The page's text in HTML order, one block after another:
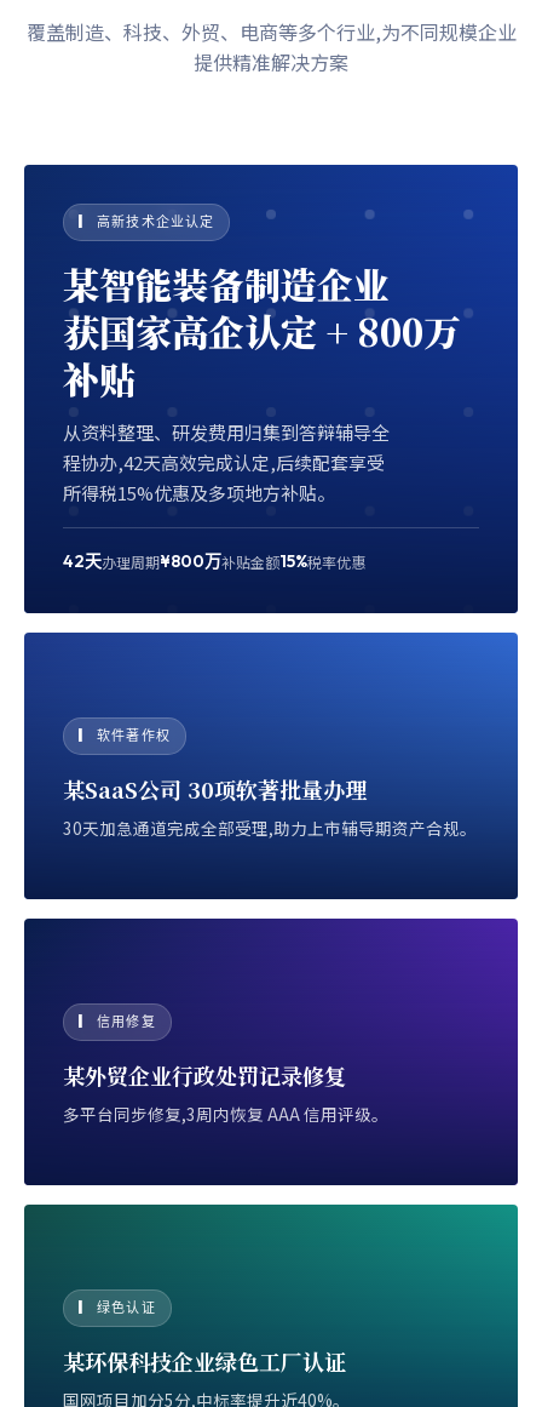
覆盖制造、科技、外贸、电商等多个行业,为不同规模企业
提供精准解决方案
▎ 高新技术企业认定
某智能装备制造企业
获国家高企认定 + 800万
补贴
从资料整理、研发费用归集到答辩辅导全
程协办,42天高效完成认定,后续配套享受
所得税15%优惠及多项地方补贴。
42天办理周期¥800万补贴金额15%税率优惠
▎ 软件著作权
某SaaS公司 30项软著批量办理
30天加急通道完成全部受理,助力上市辅导期资产合规。
▎ 信用修复
某外贸企业行政处罚记录修复
多平台同步修复,3周内恢复 AAA 信用评级。
▎ 绿色认证
某环保科技企业绿色工厂认证
国网项目加分5分,中标率提升近40%。